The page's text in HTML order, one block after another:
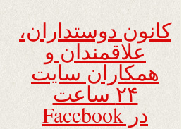
کانون دوستداران،
علاقمندان و
همکاران سایت
۲۴ ساعت
در Facebook